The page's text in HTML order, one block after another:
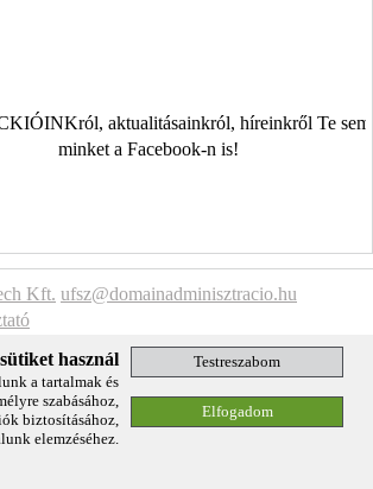
aktualitásainkról, híreinkről Te
minket a Facebook-n is!
Kft. ufsz@domainadminisztracio.hu
használ
a tartalmak és
szabásához,
biztosításához,
elemzéséhez.